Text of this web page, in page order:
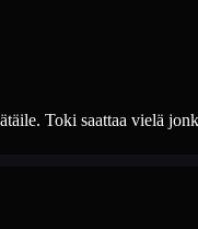
Toki saattaa vielä